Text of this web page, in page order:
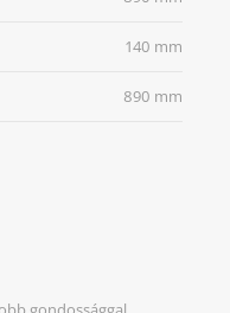
140 mm
890 mm